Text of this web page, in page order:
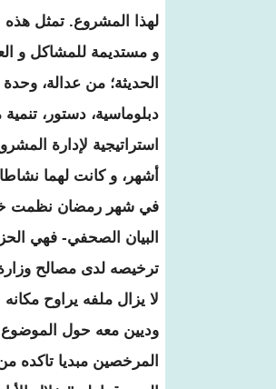
و مستديمة للمشاكل و
الحديثة؛ من عدالة،
دبلوماسية، دستور،
استراتيجية لإدارة
أشهر، و كانت لهما
في شهر رمضان نظمت
البيان الصحفي- فهي
لا يزال ملفه يراوح
وديين معه حول الموضوع
المرخصين مبديا تاكده